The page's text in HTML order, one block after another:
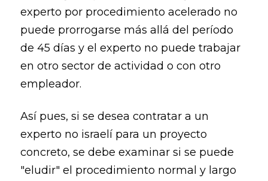
experto por procedimiento acelerado no
puede prorrogarse más allá del período
de 45 días y el experto no puede trabajar
en otro sector de actividad o con otro
empleador.
Así pues, si se desea contratar a un
experto no israelí para un proyecto
concreto, se debe examinar si se puede
"eludir" el procedimiento normal y largo